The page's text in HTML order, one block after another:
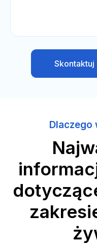
Skontaktuj
Dlaczego